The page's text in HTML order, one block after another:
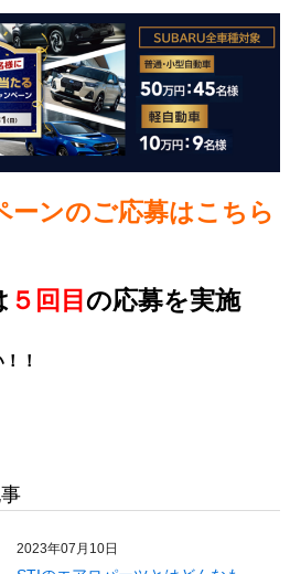
ーンのご応募はこちら
５回目 の応募を実施
！
2023年07月10日